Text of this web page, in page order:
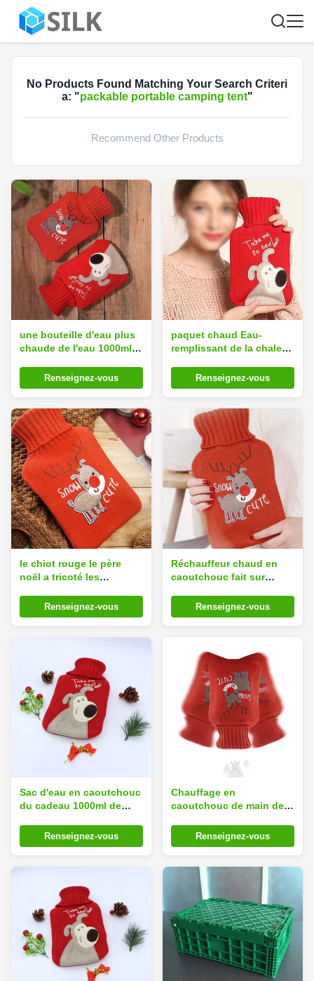
No Products Found Matching Your Search Criteri
a: "packable portable camping tent"
Recommend Other Products
une bouteille d'eau plus
chaude de l'eau 1000ml
pieds épais en
caoutchouc de main
Renseignez-vous
paquet chaud Eau-
remplissant de la chaleur
en caoutchouc de
bouteille d'eau chaud
Renseignez-vous
le chiot rouge le père
noël a tricoté les
de couvertures pour la
promotion chaude d'hiver
Renseignez-vous
Réchauffeur chaud en
caoutchouc fait sur
pied et de main de
bouteille d'eau du logo
Renseignez-vous
Sac d'eau en caoutchouc
du cadeau 1000ml de
Renseignez-vous
Chauffage en
caoutchouc de main de
d'Autumn Winter
Christmas 2.4mm
Renseignez-vous